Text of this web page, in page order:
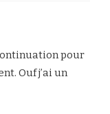
pour
Ouf j’ai un